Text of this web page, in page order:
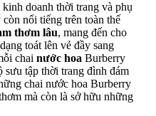
doanh thời trang và phụ
nổi tiếng trên toàn thế
thơm lâu, mang đến cho
toát lên vẻ đầy sang
chai nước hoa Burberry
sưu tập thời trang đình đám
chai nước hoa Burberry
mà còn là sở hữu những